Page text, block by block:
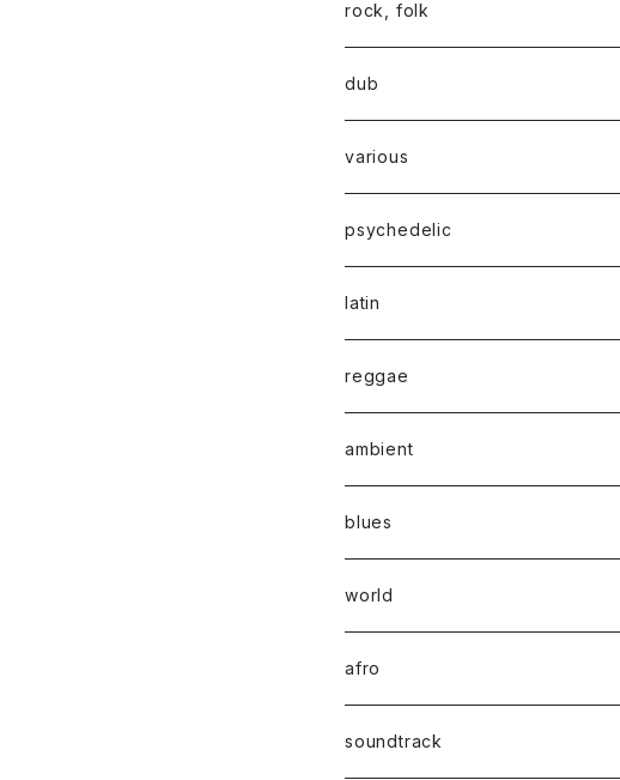
rock, folk
dub
various
psychedelic
latin
reggae
ambient
blues
world
afro
soundtrack